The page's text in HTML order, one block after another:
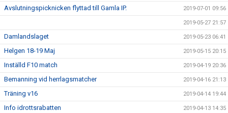
Avslutningspicknicken flyttad till Gamla IP. 2019-07-01 09:56
2019-05-27 21:57
Damlandslaget 2019-05-23 06:41
Helgen 18-19 Maj 2019-05-15 20:15
Inställd F10 match 2019-04-19 20:36
Bemanning vid herrlagsmatcher 2019-04-16 21:13
Träning v16 2019-04-14 19:44
Info idrottsrabatten 2019-04-13 14:35